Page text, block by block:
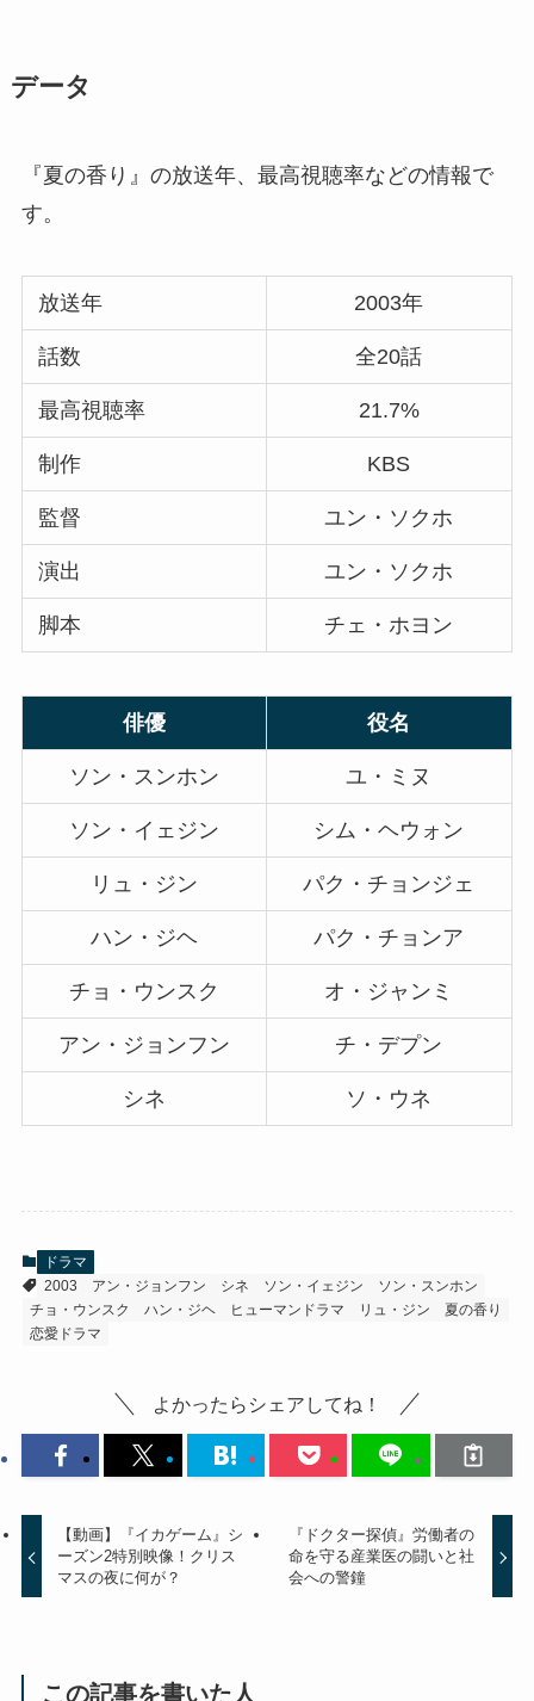
データ
『夏の香り』の放送年、最高視聴率などの情報で
す。
放送年 2003年
話数 全20話
最高視聴率 21.7%
制作 KBS
監督 ユン・ソクホ
演出 ユン・ソクホ
脚本 チェ・ホヨン
俳優 役名
ソン・スンホン ユ・ミヌ
ソン・イェジン シム・ヘウォン
リュ・ジン パク・チョンジェ
ハン・ジヘ パク・チョンア
チョ・ウンスク オ・ジャンミ
アン・ジョンフン チ・デプン
シネ ソ・ウネ
ドラマ
2003
アン・ジョンフン シネ ソン・イェジン
ソン・スンホン
チョ・ウンスク
ハン・ジヘ ヒューマンドラマ リュ・ジン
夏の香り
恋愛ドラマ
よかったらシェアしてね！
【動画】『イカゲーム』シ
ーズン2特別映像！クリス
マスの夜に何が？
『ドクター探偵』労働者の
命を守る産業医の闘いと社
会への警鐘
この記事を書いた人